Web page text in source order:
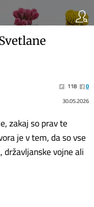
118
0
30.05.2026
zakaj so prav te
je v tem, da so vse
vojne ali